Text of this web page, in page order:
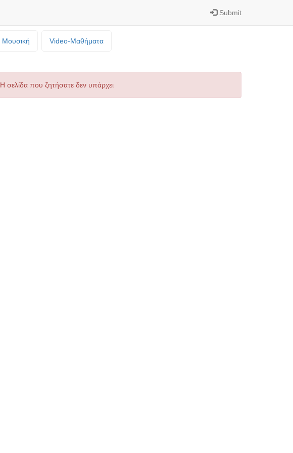
Submit
Μουσική Video-Mαθήματα
Η σελίδα που ζητήσατε δεν υπάρχει